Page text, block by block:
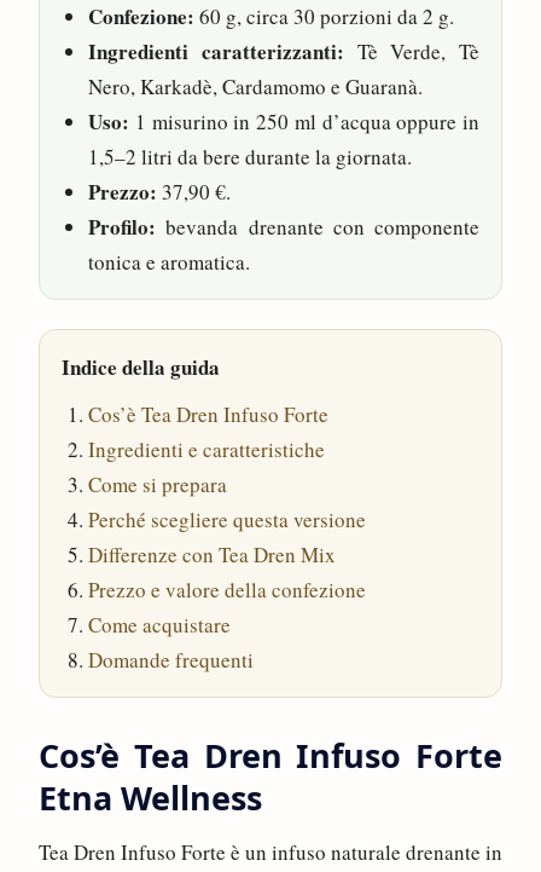
Confezione: 60 g, circa 30 porzioni da 2 g.
Ingredienti caratterizzanti: Tè Verde, Tè
Nero, Karkadè, Cardamomo e Guaranà.
Uso: 1 misurino in 250 ml d’acqua oppure in
1,5–2 litri da bere durante la giornata.
Prezzo: 37,90 €.
Profilo: bevanda drenante con componente
tonica e aromatica.
Indice della guida
Cos’è Tea Dren Infuso Forte
Ingredienti e caratteristiche
Come si prepara
Perché scegliere questa versione
Differenze con Tea Dren Mix
Prezzo e valore della confezione
Come acquistare
Domande frequenti
Cos’è Tea Dren Infuso Forte
Etna Wellness
Tea Dren Infuso Forte è un infuso naturale drenante in